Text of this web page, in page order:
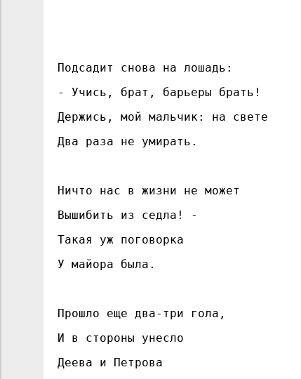
Подсадит снова на лошадь:
- Учись, брат, барьеры брать!
Держись, мой мальчик: на свете
Два раза не умирать.
Ничто нас в жизни не может
Вышибить из седла! -
Такая уж поговорка
У майора была.
Прошло еще два-три гола,
И в стороны унесло
Деева и Петрова